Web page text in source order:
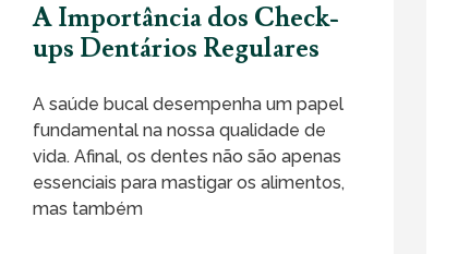
A Importância dos Check-
ups Dentários Regulares
A saúde bucal desempenha um papel
fundamental na nossa qualidade de
vida. Afinal, os dentes não são apenas
essenciais para mastigar os alimentos,
mas também